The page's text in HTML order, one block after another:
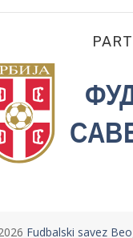
Fudbalski savez